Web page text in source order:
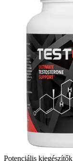
Potenciális kiegészítők